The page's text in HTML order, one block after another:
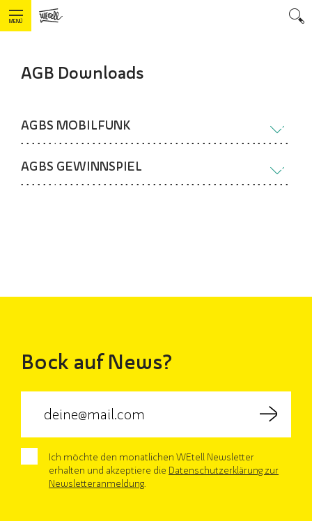
MENÜ
AGB Downloads
AGBS MOBILFUNK
AGBS GEWINNSPIEL
Bock auf News?
Ich möchte den monatlichen WEtell Newsletter
erhalten und akzeptiere die Datenschutzerklärung zur
Newsletteranmeldung